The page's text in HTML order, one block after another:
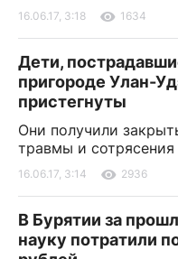
16.06.17, 3:18 1634
Дети,
пригороде Улан-
пристегнуты
Они получили
травмы и сотрясения
16.06.17, 3:14 2936
В Бурятии за
науку потратили